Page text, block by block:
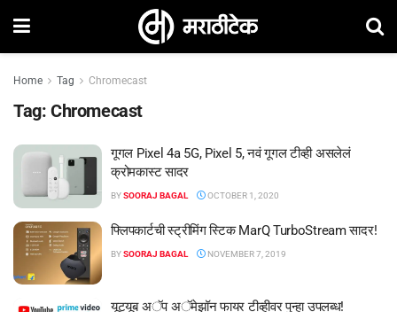
Home Tag Chromecast
Tag: Chromecast
गूगल Pixel 4a 5G, Pixel 5, नवं गूगल टीव्ही असलेलं
क्रोमकास्ट सादर
BYSOORAJ BAGAL OCTOBER 1, 2020
फ्लिपकार्टची स्ट्रीमिंग स्टिक MarQ TurboStream सादर!
BYSOORAJ BAGAL NOVEMBER 7, 2019
यूट्यूब अॅप अॅमेझॉन फायर टीव्हीवर पुन्हा उपलब्ध!